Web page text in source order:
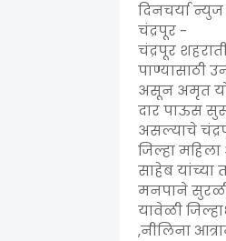
दिनचर्या
चंद्रपूर -
चंद्रपूर
पाण्यासाठी
असून अमृत
दार पाऊस
असल्याचे
जिल्हा
साहेब यांच्या
मनपाने
यावेळी
,नीलिना